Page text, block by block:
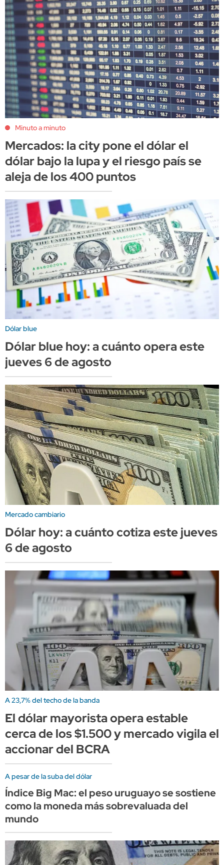
Minuto a minuto
Mercados: la city pone el dólar el
dólar bajo la lupa y el riesgo país se
aleja de los 400 puntos
Dólar blue
Dólar blue hoy: a cuánto opera este
jueves 6 de agosto
Mercado cambiario
Dólar hoy: a cuánto cotiza este jueves
6 de agosto
A 23,7% del techo de la banda
El dólar mayorista opera estable
cerca de los $1.500 y mercado vigila el
accionar del BCRA
A pesar de la suba del dólar
Índice Big Mac: el peso uruguayo se sostiene
como la moneda más sobrevaluada del
mundo